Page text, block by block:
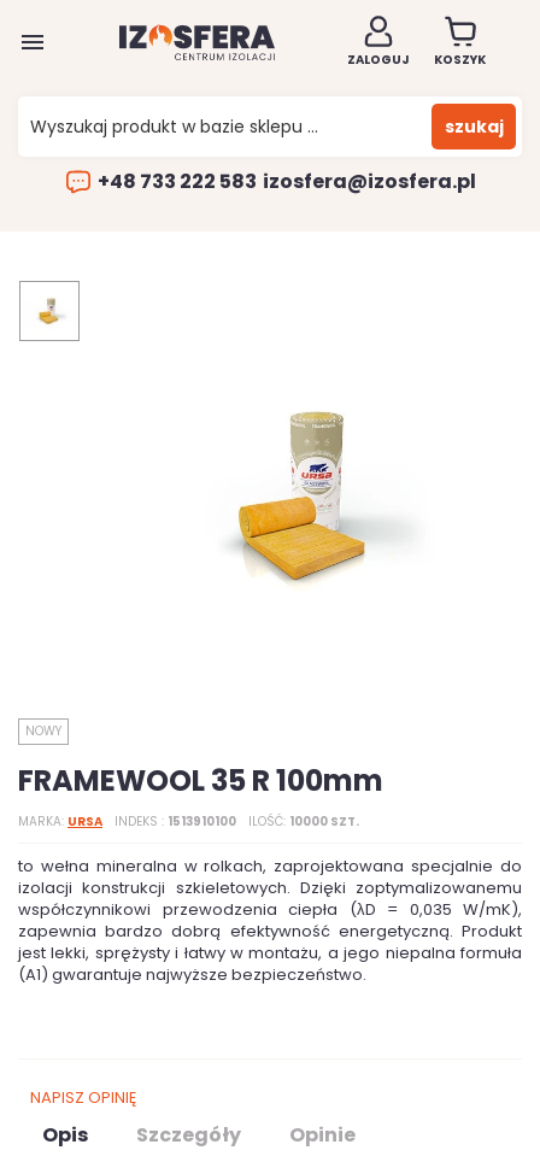

ZALOGUJ KOSZYK
szukaj
+48 733 222 583 izosfera@izosfera.pl
NOWY
FRAMEWOOL 35 R 100mm
MARKA URSA INDEKS 1513910100 ILOŚĆ 10000 SZT.
to wełna mineralna w rolkach, zaprojektowana specjalnie do
izolacji konstrukcji szkieletowych. Dzięki zoptymalizowanemu
współczynnikowi przewodzenia ciepła (λD = 0,035 W/mK),
zapewnia bardzo dobrą efektywność energetyczną. Produkt
jest lekki, sprężysty i łatwy w montażu, a jego niepalna formuła
(A1) gwarantuje najwyższe bezpieczeństwo.
NAPISZ OPINIĘ
Opis Szczegóły
Opinie